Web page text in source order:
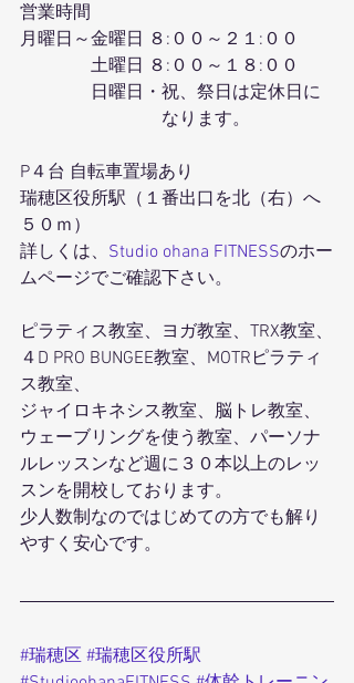
営業時間
月曜日～金曜日 ８:００～２１:００
土曜日 ８:００～１８:００
日曜日・祝、祭日は定休日に
なります。
P４台 自転車置場あり
瑞穂区役所駅（１番出口を北（右）へ
５０ｍ）
詳しくは、 Studio ohana FITNESSのホー
ムページでご確認下さい。
ピラティス教室、ヨガ教室、TRX教室、
４D PRO BUNGEE教室、MOTRピラティ
ス教室、
ジャイロキネシス教室、脳トレ教室、
ウェーブリングを使う教室、パーソナ
ルレッスンなど週に３０本以上のレッ
スンを開校しております。
少人数制なのではじめての方でも解り
やすく安心です。
#瑞穂区 #瑞穂区役所駅